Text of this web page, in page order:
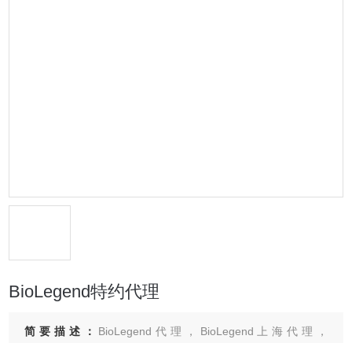
BioLegend特约代理
简要描述： BioLegend代理，BioLegend上海代理，